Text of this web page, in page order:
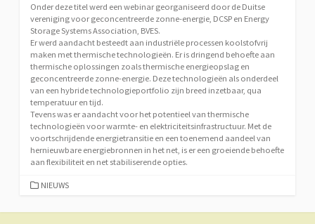
Onder deze titel werd een webinar georganiseerd door de Duitse
vereniging voor geconcentreerde zonne-energie, DCSP en Energy
Storage Systems Association, BVES.
Er werd aandacht besteedt aan industriële processen koolstofvrij
maken met thermische technologieën. Er is dringend behoefte aan
thermische oplossingen zoals thermische energieopslag en
geconcentreerde zonne-energie. Deze technologieën als onderdeel
van een hybride technologieportfolio zijn breed inzetbaar, qua
temperatuur en tijd.
Tevens was er aandacht voor het potentieel van thermische
technologieën voor warmte- en elektriciteitsinfrastructuur. Met de
voortschrijdende energietransitie en een toenemend aandeel van
hernieuwbare energiebronnen in het net, is er een groeiende behoefte
aan flexibiliteit en net stabiliserende opties.
CATEGORIEËN
NIEUWS